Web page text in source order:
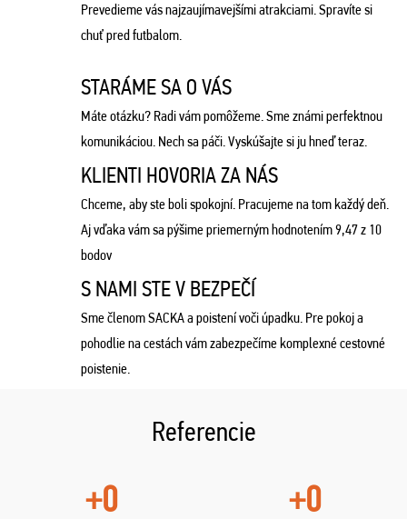
Prevedieme vás najzaujímavejšími atrakciami. Spravíte si
chuť pred futbalom.
STARÁME SA O VÁS
Máte otázku? Radi vám pomôžeme. Sme známi perfektnou
komunikáciou. Nech sa páči. Vyskúšajte si ju hneď teraz.
KLIENTI HOVORIA ZA NÁS
Chceme, aby ste boli spokojní. Pracujeme na tom každý deň.
Aj vďaka vám sa pýšime priemerným hodnotením 9,47 z 10
bodov
S NAMI STE V BEZPEČÍ
Sme členom SACKA a poistení voči úpadku. Pre pokoj a
pohodlie na cestách vám zabezpečíme komplexné cestovné
poistenie.
Referencie
+0 +0